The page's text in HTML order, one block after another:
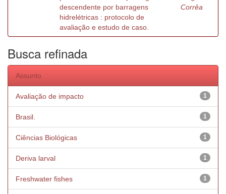
descendente por barragens
hidrelétricas : protocolo de
avaliação e estudo de caso.
Corrêa
Busca refinada
Assunto
1
Avaliação de impacto
1
Brasil.
1
Ciências Biológicas
1
Deriva larval
1
Freshwater fishes